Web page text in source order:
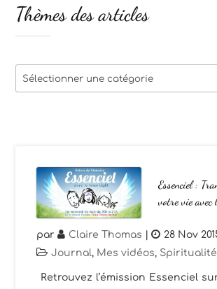
Essenciel :
votre vie avec
par Claire Thomas | 28 Nov
Journal, Mes vidéos, Spiritualité
Retrouvez l’émission Essenciel
Thèmes des articles
Thèmes
des